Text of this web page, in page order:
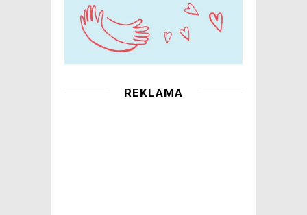
REKLAMA